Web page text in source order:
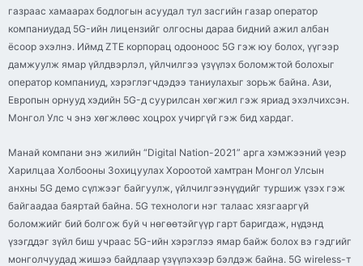
газраас хамаарах бодлогын асуудал тул засгийн газар оператор
компаниудад 5G-ийн лицензийг олгосны дараа бидний ажил албан
ёсоор эхэлнэ. Иймд ZTE корпорац одооноос 5G гэж юу болох, үүгээр
дамжуулж ямар үйлдвэрлэл, үйлчилгээ үзүүлэх боломжтой болохыг
оператор компаниуд, хэрэглэгчдэдээ таниулахыг зорьж байна. Ази,
Европын орнууд хэдийн 5G-д суурилсан хөгжил гэж яриад эхэлчихсэн.
Монгол Улс ч энэ хөгжлөөс хоцрох учиргүй гэж бид хардаг.
Манай компани энэ жилийн “Digital Nation-2021” арга хэмжээний үеэр
Харилцаа Холбооны Зохицуулах Хороотой хамтран Монгол Улсын
анхны 5G демо сүлжээг байгуулж, үйлчилгээнүүдийг туршиж үзэх гэж
байгаадаа баяртай байна. 5G технологи нэг талаас хязгааргүй
боломжийг бий болгож буй ч нөгөөтэйгүүр гарт баригдаж, нүдэнд
үзэгддэг зүйл биш учраас 5G-ийн хэрэглээ ямар байж болох вэ гэдгийг
монголчуудад жишээ байдлаар үзүүлэхээр бэлдэж байна. 5G wireless-т